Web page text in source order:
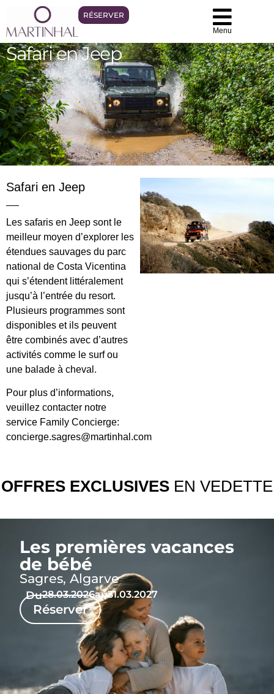
RÉSERVER
Menu
Safari en Jeep
Safari en Jeep
Les safaris en Jeep sont le
meilleur moyen d’explorer les
étendues sauvages du parc
national de Costa Vicentina
qui s’étendent littéralement
jusqu’à l’entrée du resort.
Plusieurs programmes sont
disponibles et ils peuvent
être combinés avec d’autres
activités comme le surf ou
une balade à cheval.
Pour plus d’informations,
veuillez contacter notre
service Family Concierge:
concierge.sagres@martinhal.com
OFFRES EXCLUSIVES EN VEDETTE
Les premières vacances
de bébé
Sagres, Algarve
Réserver
Du28.03.2026au31.03.2027